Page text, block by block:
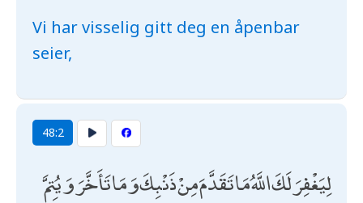
Vi har visselig gitt deg en åpenbar
seier,
48:2
لِيَغْفِرَ لَكَ اللَّهُ مَا تَقَدَّمَ مِنْ ذَنْبِكَ وَمَا تَأَخَّرَ وَيُتِمَّ